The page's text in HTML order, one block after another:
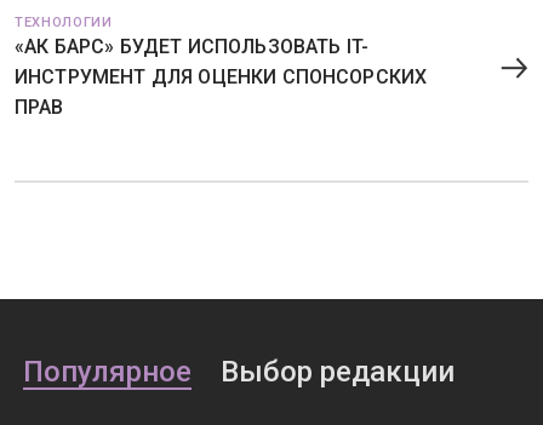
ТЕХНОЛОГИИ
«АК БАРС» БУДЕТ ИСПОЛЬЗОВАТЬ IT-
ИНСТРУМЕНТ ДЛЯ ОЦЕНКИ СПОНСОРСКИХ
ПРАВ
Популярное Выбор редакции